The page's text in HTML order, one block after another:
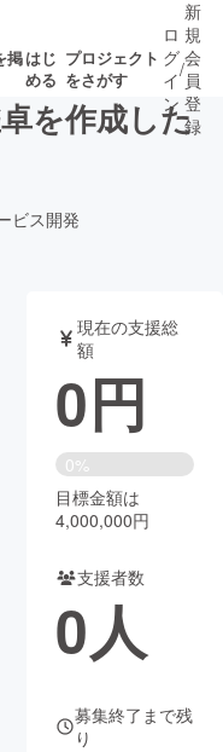
掲はじ
める
プロジェクト
をさがす
ェクト
音楽
ゲーム・サ
書籍・雑誌
チャレンジ
Creation
ya
ロ
グ
イ
ン
/
新
規
会
員
登
録
を作成した
ビス開発
現在の支援総
額
0円
0%
目標金額は
4,000,000円
支援者数
0人
募集終了まで残
り